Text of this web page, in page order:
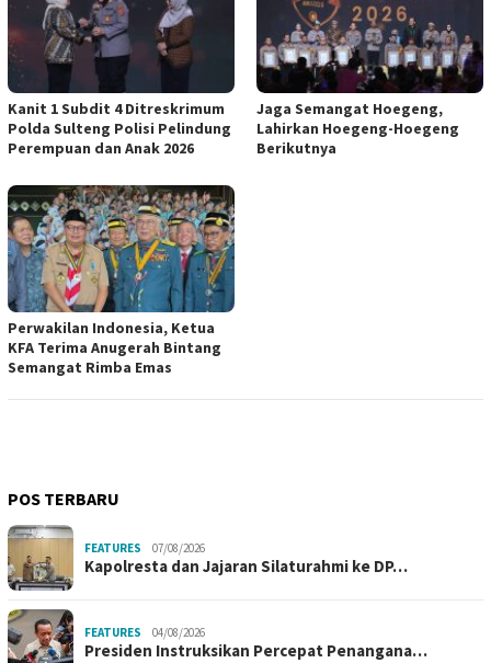
Kanit 1 Subdit 4 Ditreskrimum
Polda Sulteng Polisi Pelindung
Perempuan dan Anak 2026
Jaga Semangat Hoegeng,
Lahirkan Hoegeng-Hoegeng
Berikutnya
Perwakilan Indonesia, Ketua
KFA Terima Anugerah Bintang
Semangat Rimba Emas
POS TERBARU
FEATURES 07/08/2026
Kapolresta dan Jajaran Silaturahmi ke DP…
FEATURES 04/08/2026
Presiden Instruksikan Percepat Penangana…